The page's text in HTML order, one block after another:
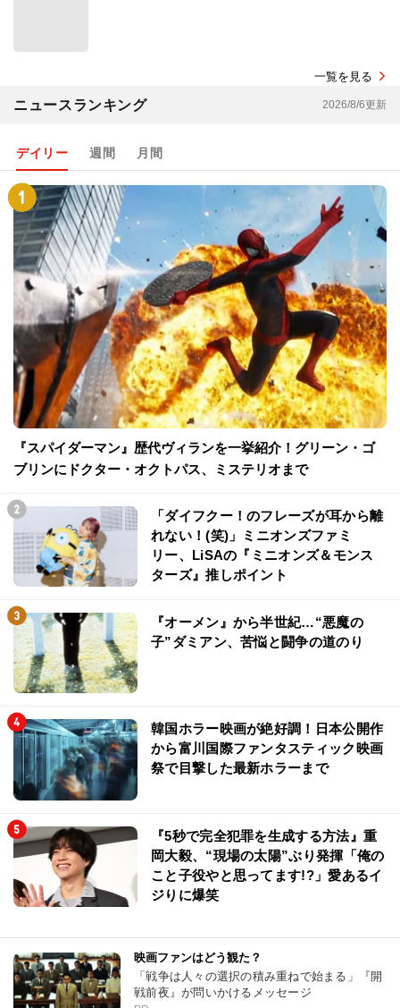
一覧を見る
ニュースランキング 2026/8/6更新
デイリー 週間 月間
『スパイダーマン』歴代ヴィランを一挙紹介！グリーン・ゴ
ブリンにドクター・オクトパス、ミステリオまで
「ダイフクー！のフレーズが耳から離
れない！(笑)」ミニオンズファミ
リー、LiSAの『ミニオンズ＆モンス
ターズ』推しポイント
『オーメン』から半世紀…“悪魔の
子”ダミアン、苦悩と闘争の道のり
韓国ホラー映画が絶好調！日本公開作
から富川国際ファンタスティック映画
祭で目撃した最新ホラーまで
『5秒で完全犯罪を生成する方法』重
岡大毅、“現場の太陽”ぶり発揮「俺の
こと子役やと思ってます!?」愛あるイ
ジりに爆笑
映画ファンはどう観た？
「戦争は人々の選択の積み重ねで始まる」『開
戦前夜』が問いかけるメッセージ